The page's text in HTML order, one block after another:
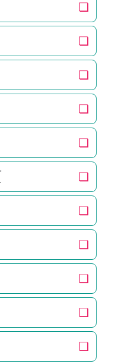
❏
❏
❏
❏
❏
❏
❏
❏
❏
❏
❏